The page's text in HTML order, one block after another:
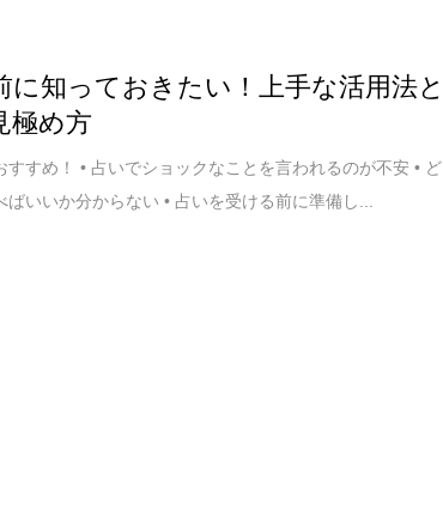
に知っておきたい！上手な活用法と
極め方
すすめ！ • 占いでショックなことを言われるのが不安 • ど
いいか分からない • 占いを受ける前に準備し...